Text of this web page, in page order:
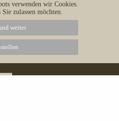
verwenden wir Cookies.
zulassen möchten.
weiter